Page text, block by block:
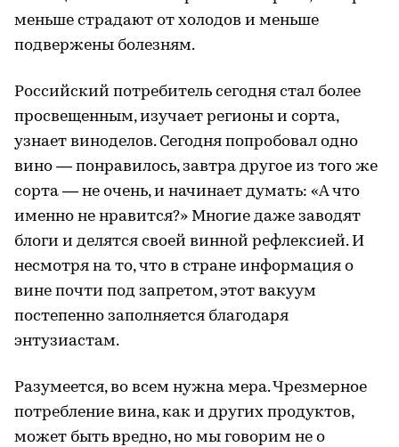
меньше страдают от холодов и меньше
подвержены болезням.
Российский потребитель сегодня стал более
просвещенным, изучает регионы и сорта,
узнает виноделов. Сегодня попробовал одно
вино — понравилось, завтра другое из того же
сорта — не очень, и начинает думать: «А что
именно не нравится?» Многие даже заводят
блоги и делятся своей винной рефлексией. И
несмотря на то, что в стране информация о
вине почти под запретом, этот вакуум
постепенно заполняется благодаря
энтузиастам.
Разумеется, во всем нужна мера. Чрезмерное
потребление вина, как и других продуктов,
может быть вредно, но мы говорим не о